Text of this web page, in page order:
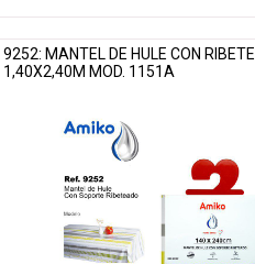
9252: MANTEL DE HULE CON RIBETE
1,40X2,40M MOD. 1151A